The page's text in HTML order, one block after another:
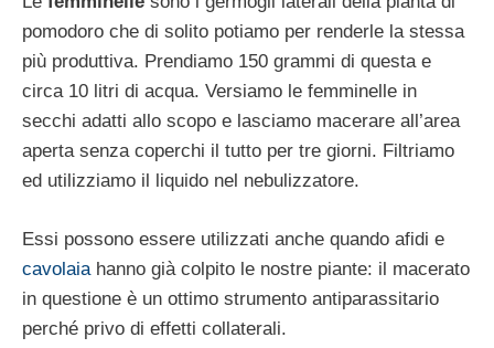
pomodoro che di solito potiamo per renderle la stessa
più produttiva. Prendiamo 150 grammi di questa e
circa 10 litri di acqua. Versiamo le femminelle in
secchi adatti allo scopo e lasciamo macerare all’area
aperta senza coperchi il tutto per tre giorni. Filtriamo
ed utilizziamo il liquido nel nebulizzatore.
Essi possono essere utilizzati anche quando afidi e
cavolaia hanno già colpito le nostre piante: il macerato
in questione è un ottimo strumento antiparassitario
perché privo di effetti collaterali.